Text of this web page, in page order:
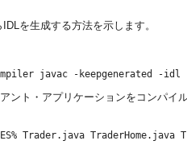
を生成する方法を示します。
ント・アプリケーションをコンパ